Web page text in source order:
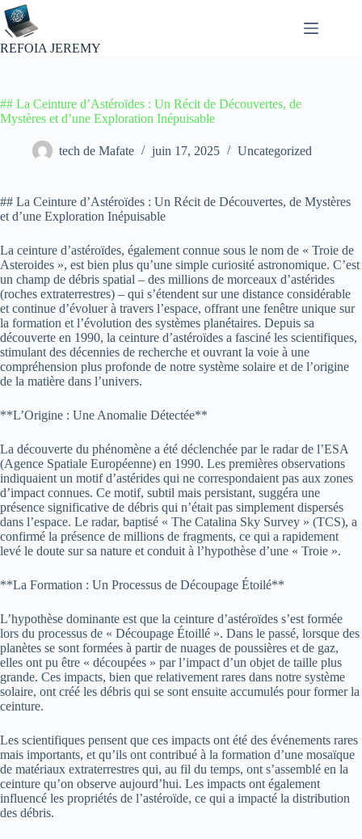
Passer
au
contenu
REFOIA JEREMY
## La Ceinture d’Astéroïdes : Un Récit de Découvertes, de
Mystères et d’une Exploration Inépuisable
tech de Mafate juin 17, 2025 Uncategorized
## La Ceinture d’Astéroïdes : Un Récit de Découvertes, de Mystères
et d’une Exploration Inépuisable
La ceinture d’astéroïdes, également connue sous le nom de « Troie de
Asteroides », est bien plus qu’une simple curiosité astronomique. C’est
un champ de débris spatial – des millions de morceaux d’astérides
(roches extraterrestres) – qui s’étendent sur une distance considérable
et continue d’évoluer à travers l’espace, offrant une fenêtre unique sur
la formation et l’évolution des systèmes planétaires. Depuis sa
découverte en 1990, la ceinture d’astéroïdes a fasciné les scientifiques,
stimulant des décennies de recherche et ouvrant la voie à une
compréhension plus profonde de notre système solaire et de l’origine
de la matière dans l’univers.
**L’Origine : Une Anomalie Détectée**
La découverte du phénomène a été déclenchée par le radar de l’ESA
(Agence Spatiale Européenne) en 1990. Les premières observations
indiquaient un motif d’astérides qui ne correspondaient pas aux zones
d’impact connues. Ce motif, subtil mais persistant, suggéra une
présence significative de débris qui n’était pas simplement dispersés
dans l’espace. Le radar, baptisé « The Catalina Sky Survey » (TCS), a
confirmé la présence de millions de fragments, ce qui a rapidement
levé le doute sur sa nature et conduit à l’hypothèse d’une « Troie ».
**La Formation : Un Processus de Découpage Étoilé**
L’hypothèse dominante est que la ceinture d’astéroïdes s’est formée
lors du processus de « Découpage Étoillé ». Dans le passé, lorsque des
planètes se sont formées à partir de nuages de poussières et de gaz,
elles ont pu être « découpées » par l’impact d’un objet de taille plus
grande. Ces impacts, bien que relativement rares dans notre système
solaire, ont créé les débris qui se sont ensuite accumulés pour former la
ceinture.
Les scientifiques pensent que ces impacts ont été des événements rares
mais importants, et qu’ils ont contribué à la formation d’une mosaïque
de matériaux extraterrestres qui, au fil du temps, ont s’assemblé en la
ceinture qu’on observe aujourd’hui. Les impacts ont également
influencé les propriétés de l’astéroïde, ce qui a impacté la distribution
des débris.